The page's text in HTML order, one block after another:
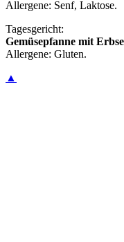
Allergene: Senf, Laktose.
Tagesgericht:
Gemüsepfanne mit
Allergene: Gluten.
▲